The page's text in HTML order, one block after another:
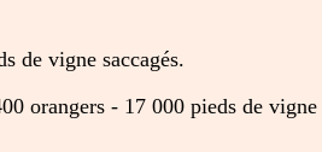
de vigne saccagés.
orangers - 17 000 pieds de